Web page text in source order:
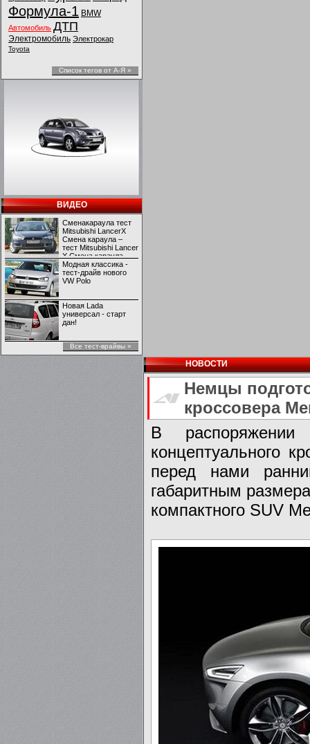
Формула-1 BMW
Автомобиль ДТП
Электромобиль Электрокар
Toyota
Список тегов от А-Я »
ВИДЕО
Сменакараула тест
Mitsubishi LancerX
Смена караула –
тест Mitsubishi Lancer
X Смена караула –
тест Mitsubishi Lancer
X
Модная классика -
тест-драйв нового
VW Polo
Новая Lada
универсал - старт
дан!
Все тест-врайвы »
НОВОСТИ
Немцы
кроссовера
В распоряжении
концептуального
перед нами
габаритным
компактного SUV